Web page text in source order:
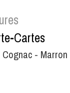
Cartes
- Marron